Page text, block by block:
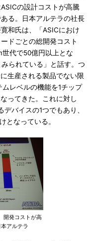
の設計コストが高騰
る。日本アルテラの社長
和氏は、「ASICにおけ
ドごとの総開発コスト
代で50億円以上とな
られている」と話す。つ
生産される製品でない限
レベルの機能を1チップ
ってきた。これに対し
バイスの1つでもあり、
となっている。
開発コストが高
アルテラ